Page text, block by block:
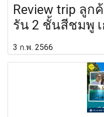
Review trip ลู
รัน 2 ชั้นสีชมพู
3 ก.พ. 2566